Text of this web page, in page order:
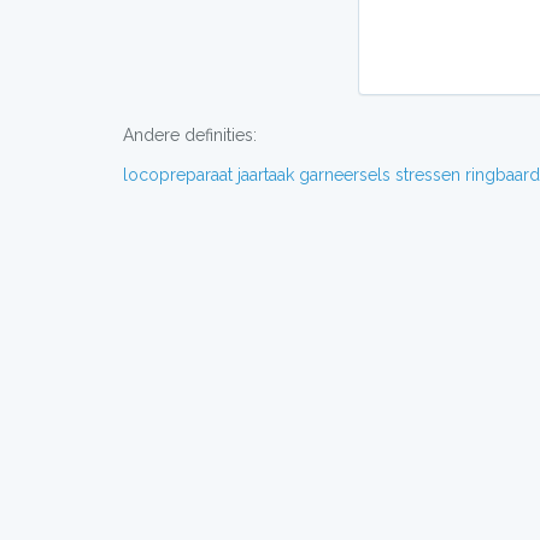
Andere definities:
locopreparaat jaartaak garneersels stressen